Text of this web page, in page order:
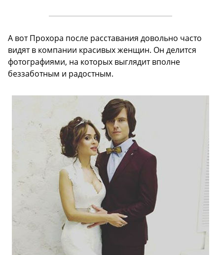
А вот Прохора после расставания довольно часто
видят в компании красивых женщин. Он делится
фотографиями, на которых выглядит вполне
беззаботным и радостным.